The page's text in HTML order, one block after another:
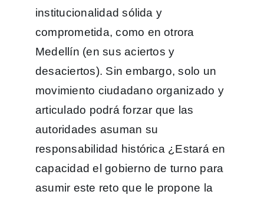
institucionalidad sólida y
comprometida, como en otrora
Medellín (en sus aciertos y
desaciertos). Sin embargo, solo un
movimiento ciudadano organizado y
articulado podrá forzar que las
autoridades asuman su
responsabilidad histórica ¿Estará en
capacidad el gobierno de turno para
asumir este reto que le propone la